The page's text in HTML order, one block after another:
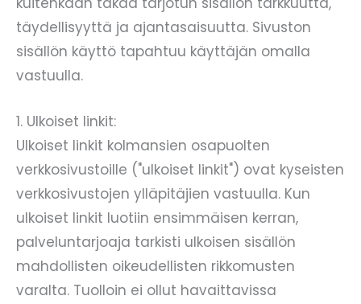
täydellisyyttä ja ajantasaisuutta. Sivuston
sisällön käyttö tapahtuu käyttäjän omalla
vastuulla.
1. Ulkoiset linkit:
Ulkoiset linkit kolmansien osapuolten
verkkosivustoille ("ulkoiset linkit") ovat kyseisten
verkkosivustojen ylläpitäjien vastuulla. Kun
ulkoiset linkit luotiin ensimmäisen kerran,
palveluntarjoaja tarkisti ulkoisen sisällön
mahdollisten oikeudellisten rikkomusten
varalta. Tuolloin ei ollut havaittavissa